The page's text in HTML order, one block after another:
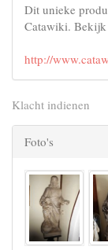
Dit unieke
Catawiki. Bekijk
http://
Klacht indienen
Foto's